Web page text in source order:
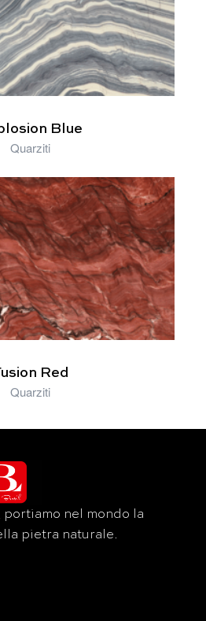
Blue
Quarziti
Red
Quarziti
portiamo nel mondo la
pietra naturale.